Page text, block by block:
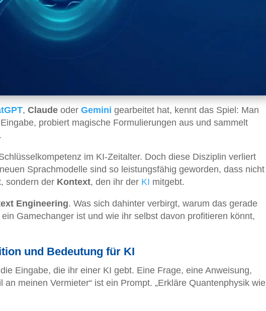
, Claude oder Gemini gearbeitet hat, kennt das Spiel: Man
probiert magische Formulierungen aus und sammelt
im KI-Zeitalter. Doch diese Disziplin verliert
Sprachmodelle sind so leistungsfähig geworden, dass nicht
sondern der Kontext, den ihr der KI mitgebt.
Engineering. Was sich dahinter verbirgt, warum das gerade
Gamechanger ist und wie ihr selbst davon profitieren könnt,
und Bedeutung für KI
Eingabe, die ihr einer KI gebt. Eine Frage, eine Anweisung,
an meinen Vermieter“ ist ein Prompt. „Erkläre Quantenphysik wie